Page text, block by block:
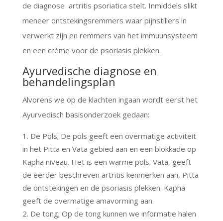
de diagnose artritis psoriatica stelt. Inmiddels slikt
meneer ontstekingsremmers waar pijnstillers in
verwerkt zijn en remmers van het immuunsysteem
en een crème voor de psoriasis plekken.
Ayurvedische diagnose en
behandelingsplan
Alvorens we op de klachten ingaan wordt eerst het
Ayurvedisch basisonderzoek gedaan:
De Pols; De pols geeft een overmatige activiteit
in het Pitta en Vata gebied aan en een blokkade op
Kapha niveau. Het is een warme pols. Vata, geeft
de eerder beschreven artritis kenmerken aan, Pitta
de ontstekingen en de psoriasis plekken. Kapha
geeft de overmatige amavorming aan.
De tong; Op de tong kunnen we informatie halen